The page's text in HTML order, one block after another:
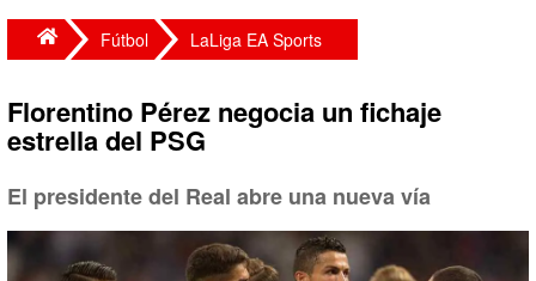
Fútbol LaLiga EA Sports
Florentino Pérez negocia un fichaje
estrella del PSG
El presidente del Real abre una nueva vía